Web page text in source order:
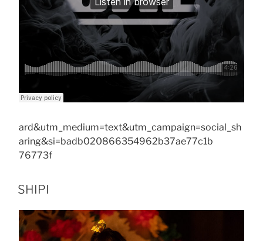
ard&utm_medium=text&utm_campaign=social_sh
aring&si=badb020866354962b37ae77c1b
76773f
SHIPI